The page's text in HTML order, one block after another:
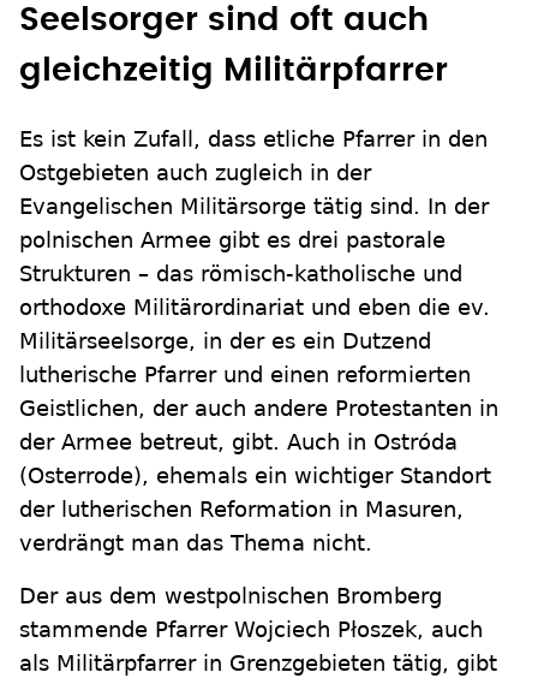
Seelsorger sind oft auch
gleichzeitig Militärpfarrer
Es ist kein Zufall, dass etliche Pfarrer in den
Ostgebieten auch zugleich in der
Evangelischen Militärsorge tätig sind. In der
polnischen Armee gibt es drei pastorale
Strukturen – das römisch-katholische und
orthodoxe Militärordinariat und eben die ev.
Militärseelsorge, in der es ein Dutzend
lutherische Pfarrer und einen reformierten
Geistlichen, der auch andere Protestanten in
der Armee betreut, gibt. Auch in Ostróda
(Osterrode), ehemals ein wichtiger Standort
der lutherischen Reformation in Masuren,
verdrängt man das Thema nicht.
Der aus dem westpolnischen Bromberg
stammende Pfarrer Wojciech Płoszek, auch
als Militärpfarrer in Grenzgebieten tätig, gibt